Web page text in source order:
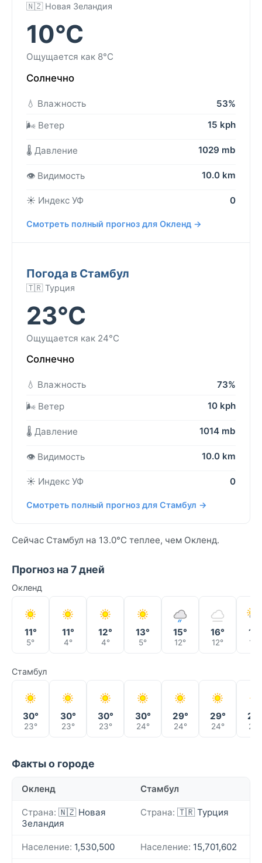
🇳🇿 Новая Зеландия
10°C
Ощущается как 8°C
Солнечно
💧 Влажность
53%
🌬️ Ветер
15 kph
🌡️ Давление 1029 mb
👁️ Видимость 10.0 km
☀️ Индекс УФ 0
Смотреть полный прогноз для Окленд →
Погода в Стамбул
🇹🇷 Турция
23°C
Ощущается как 24°C
Солнечно
💧 Влажность
73%
🌬️ Ветер
10 kph
🌡️ Давление 1014 mb
👁️ Видимость 10.0 km
☀️ Индекс УФ 0
Смотреть полный прогноз для Стамбул →
Сейчас Стамбул на 13.0°C теплее, чем Окленд.
Прогноз на 7 дней
Окленд
11°
5°
11°
4°
12°
4°
13°
5°
15°
12°
16°
12°
17°
13°
Стамбул
30°
23°
30°
23°
30°
23°
30°
24°
29°
24°
29°
24° 24°
Факты о городе
Окленд Стамбул
Страна: 🇳🇿 Новая
Зеландия
Страна: 🇹🇷 Турция
Население: 1,530,500 Население: 15,701,602